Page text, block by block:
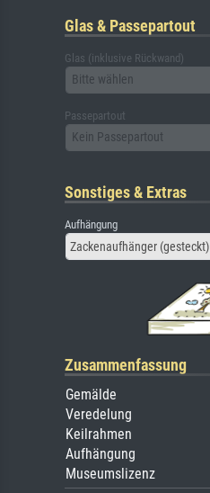
Glas & Passepartout
Glas (inklusive Rückwand)
Bitte wählen
Passepartout
Kein Passepartout
Sonstiges & Extras
Aufhängung
Zackenaufhänger (gesteckt)
Zusammenfassung
Gemälde
Veredelung
Keilrahmen
Aufhängung
Museumslizenz